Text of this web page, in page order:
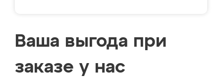
Ваша выгода при
заказе у нас